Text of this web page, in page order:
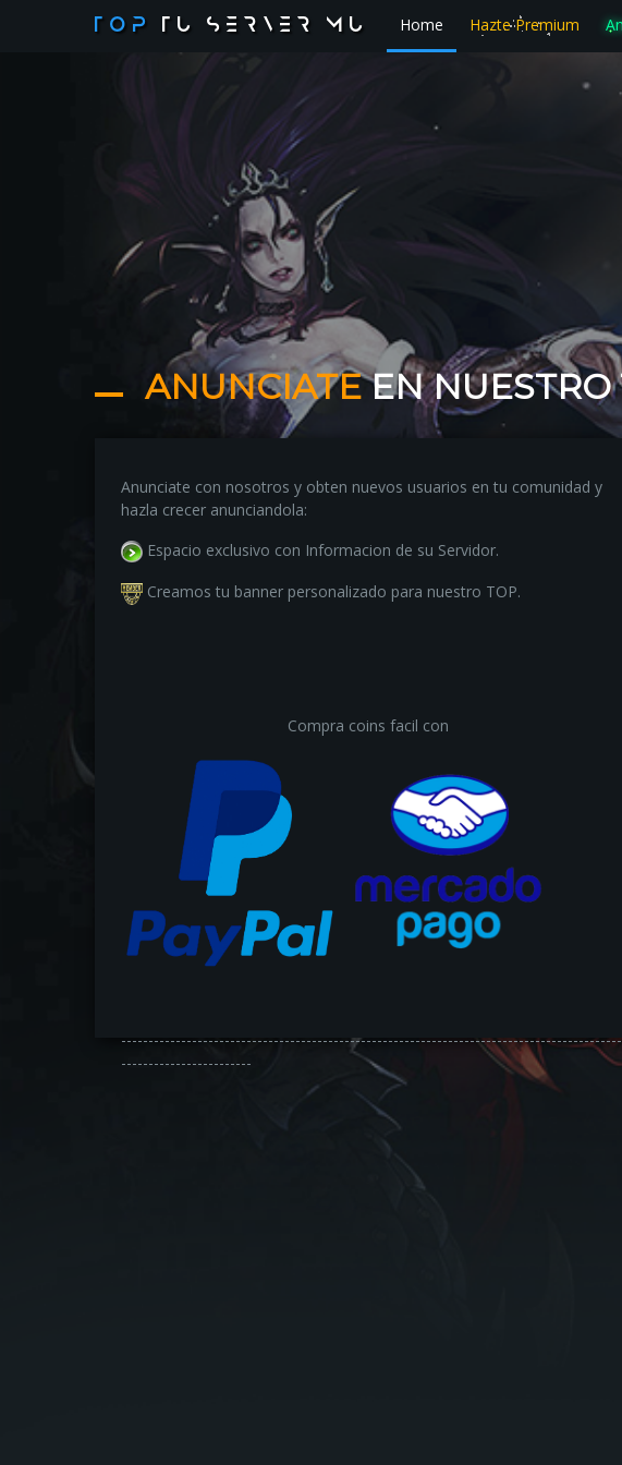
TOP TU SERVER MU Home Hazte Premium
ANUNCIATEEN NUESTRO
Anunciate con nosotros y obten nuevos usuarios en tu comunidad y
hazla crecer anunciandola:
Espacio exclusivo con Informacion de su Servidor.
Creamos tu banner personalizado para nuestro TOP.
Compra coins facil con
------------------------